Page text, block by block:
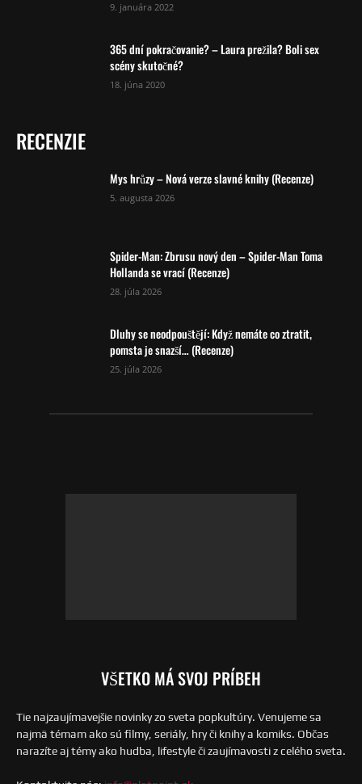
9. januára 2022
365 dní pokračovanie? – Laura prežila? Boli sex
scény skutočné?
18. júna 2020
RECENZIE
Mys hrůzy – Nová verze slavné knihy (Recenze)
5. augusta 2026
Spider-Man: Zbrusu nový den – Spider-Man Toma
Hollanda se vrací (Recenze)
28. júla 2026
Dluhy se neodpouštějí: Když nemáte co ztratit,
pomsta je snazší… (Recenze)
25. júla 2026
VŠETKO MÁ SVOJ PRÍBEH
Tie najzaujímavejšie novinky zo sveta popkultúry. Venujeme sa
najmä témam ako sú filmy, seriály, hry či knihy a komiks. Občas
narazíte aj témy ako hudba, lifestyle či zaujímavosti z celého sveta.